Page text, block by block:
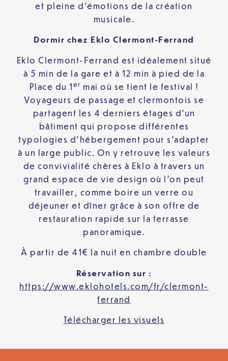
et pleine d’émotions de la création
musicale.
Dormir chez Eklo Clermont-Ferrand
Eklo Clermont-Ferrand est idéalement situé
à 5 min de la gare et à 12 min à pied de la
Place du 1er mai où se tient le festival !
Voyageurs de passage et clermontois se
partagent les 4 derniers étages d’un
bâtiment qui propose différentes
typologies d’hébergement pour s’adapter
à un large public. On y retrouve les valeurs
de convivialité chères à Eklo à travers un
grand espace de vie design où l’on peut
travailler, comme boire un verre ou
déjeuner et dîner grâce à son offre de
restauration rapide sur la terrasse
panoramique.
À partir de 41€ la nuit en chambre double
Réservation sur :
https://www.eklohotels.com/fr/clermont-
ferrand
Télécharger les visuels